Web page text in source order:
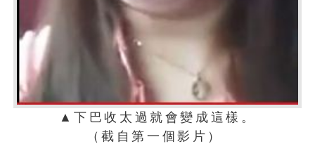
▲下巴收太過就會變成這樣。
（截自第一個影片）